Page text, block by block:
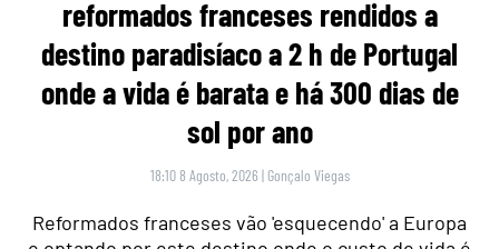
reformados franceses rendidos a
destino paradisíaco a 2 h de Portugal
onde a vida é barata e há 300 dias de
sol por ano
18:10 8 Agosto, 2026 | Gonçalo Viegas
Reformados franceses vão 'esquecendo' a Europa